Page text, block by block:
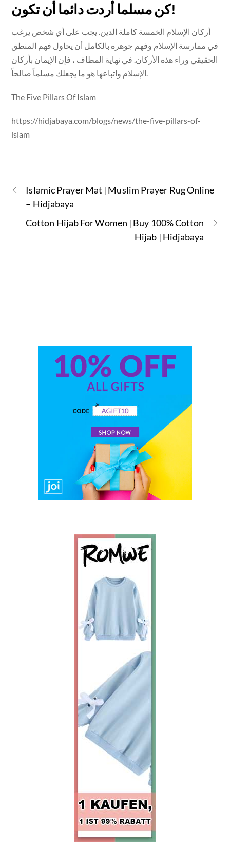
كن مسلما أردت دائما أن تكون!
أركان الإسلام الخمسة كاملة الدين. يجب على أي شخص يرغب
في ممارسة الإسلام وفهم جوهره بالكامل أن يحاول فهم المنطق
الحقيقي وراء هذه الأركان. في نهاية المطاف ، فإن الإيمان بأركان
The Five Pillars Of Islam
https://hidjabaya.com/blogs/news/the-five-pillars-of-
islam
Islamic Prayer Mat | Muslim Prayer Rug Online
– Hidjabaya
Cotton Hijab For Women | Buy 100% Cotton
Hijab | Hidjabaya